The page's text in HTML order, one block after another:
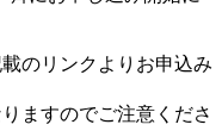
のリンクよりお申込み
ますのでご注意くださ